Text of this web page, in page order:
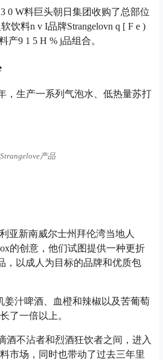
0 W料巨头朝日集团收购了总部位
饮料n v I品牌Strangelovn q [ F e )
产9 1 5 H % j品组合。
，生产一系列气泡水、低热量苏打
Strangelove产品
亚新南威尔士州拜伦湾当地人
的创意，他们试图提供一种更折
，以成人为目标的品牌和优质包
姜汁啤酒、血橙和辣椒以及苦葡萄
了一倍以上。
酒不沾者和烈酒狂饮者之间，进入
市场，同时也带动了过去三年里